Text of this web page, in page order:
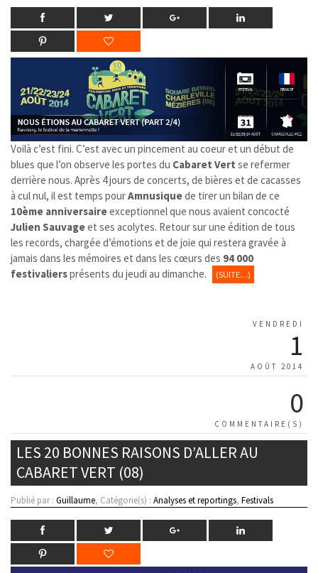
Voilà c’est fini. C’est avec un pincement au coeur et un début de
blues que l’on observe les portes du Cabaret Vert se refermer
derrière nous. Après 4 jours de concerts, de bières et de cacasses
à cul nul, il est temps pourAmnusiquede tirer un bilan de ce
10ème anniversaireexceptionnel que nous avaient concocté
Julien Sauvageet ses acolytes. Retour sur une édition de tous
les records, chargée d’émotions et de joie qui restera gravée à
jamais dans les mémoires et dans les cœurs des 94 000
festivaliersprésents du jeudi au dimanche. (SUITE…)
VENDREDI
1
AOÛT 2014
0
COMMENTAIRE(S)
LES 20 BONNES RAISONS D’ALLER AU
CABARET VERT (08)
Publié par : Guillaume, Catégorie(s) : Analyses et reportings, Festivals